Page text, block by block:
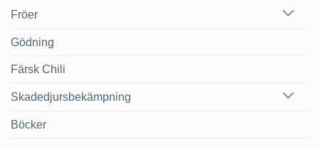
Fröer
Gödning
Färsk Chili
Skadedjursbekämpning
Böcker